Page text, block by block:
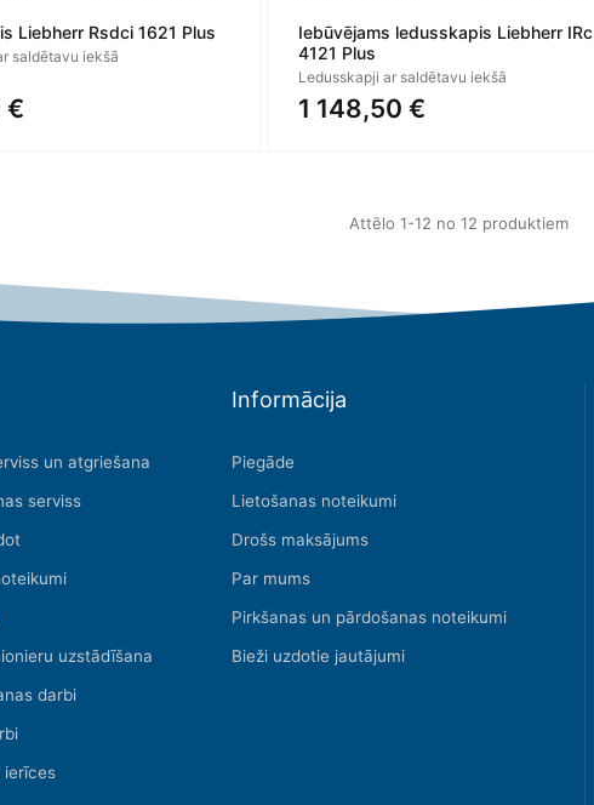
Liebherr Rsdci 1621 Plus
saldētavu iekšā
€
Iebūvējams ledusskapis Liebherr IRc
4121 Plus
Ledusskapji ar saldētavu iekšā
1 148,50 €
Attēlo 1-12 no 12 produktiem
un atgriešana
serviss
uzstādīšana
darbi
ierīces
Informācija
Piegāde
Lietošanas noteikumi
Drošs maksājums
Par mums
Pirkšanas un pārdošanas noteikumi
Bieži uzdotie jautājumi